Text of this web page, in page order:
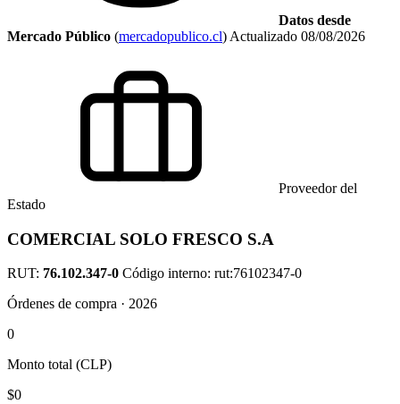
Datos desde
Mercado Público (mercadopublico.cl) Actualizado 08/08/2026
Proveedor del
Estado
COMERCIAL SOLO FRESCO S.A
RUT: 76.102.347-0 Código interno: rut:76102347-0
Órdenes de compra · 2026
0
Monto total (CLP)
$0